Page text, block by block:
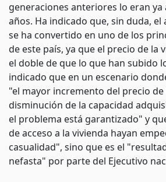
generaciones anteriores lo eran ya
años. Ha indicado que, sin duda, el
se ha convertido en uno de los
de este país, ya que el precio de la
el doble de que lo que han subido
indicado que en un escenario
"el mayor incremento del precio de
disminución de la capacidad
el problema está garantizado" y
de acceso a la vivienda hayan
casualidad", sino que es el
nefasta" por parte del Ejecutivo